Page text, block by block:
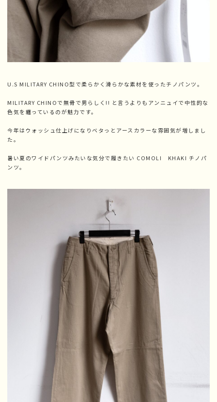
U.S MILITARY CHINO型で柔らかく滑らかな素材を使ったチノパンツ。
MILITARY CHINOで無骨で男らしく!! と言うよりもアンニュイで中性的な
色気を纏っているのが魅力です。
今年はウォッシュ仕上げになりベタっとアースカラーな雰囲気が増しまし
た。
暑い夏のワイドパンツみたいな気分で履きたい COMOLI KHAKI チノパ
ンツ。